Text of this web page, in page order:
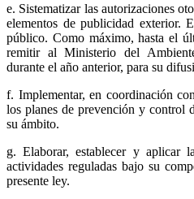
e. Sistematizar las autorizaciones
elementos de publicidad exterior.
público. Como máximo, hasta el
remitir al Ministerio del
durante el año anterior, para su
f. Implementar, en coordinación
los planes de prevención y control
su ámbito.
g. Elaborar, establecer y aplicar
actividades reguladas bajo su
presente ley.